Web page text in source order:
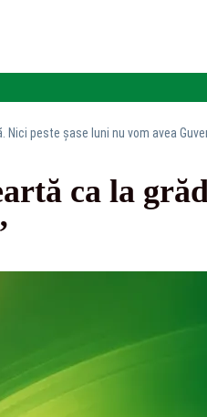
Nici peste șase luni nu vom avea
ca la